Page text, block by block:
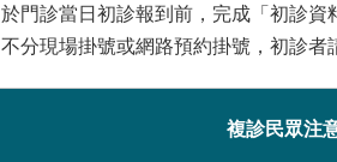
於門診當日初診報到前，完成「初診資
不分現場掛號或網路預約掛號，初診者
複診民眾注